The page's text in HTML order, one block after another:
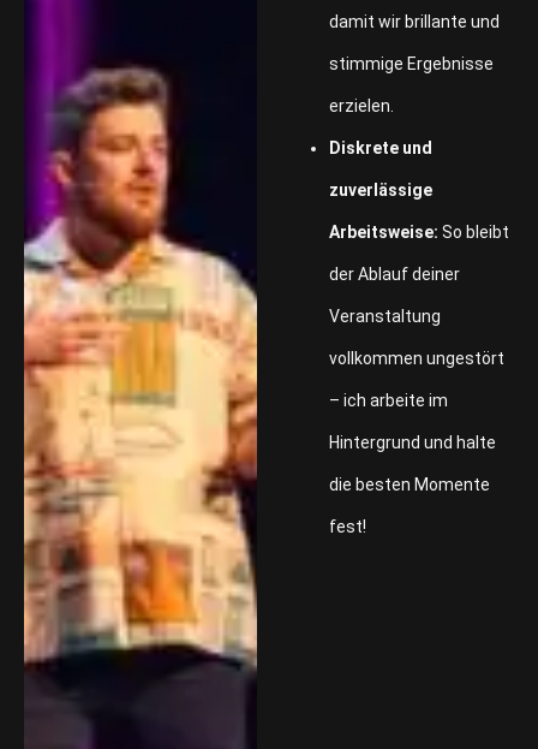
damit wir brillante und
stimmige Ergebnisse
erzielen.
Diskrete und
zuverlässige
Arbeitsweise: So bleibt
der Ablauf deiner
Veranstaltung
vollkommen ungestört
– ich arbeite im
Hintergrund und halte
die besten Momente
fest!